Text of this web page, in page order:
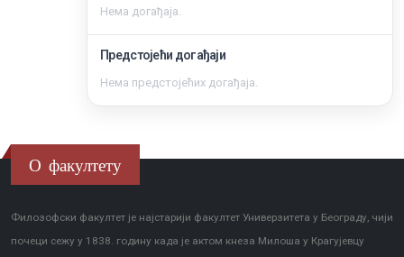
Нема догађаја.
Предстојећи догађаји
Нема предстојећих догађаја.
О факултету
Филозофски факултет је најстарији факултет Универзитета у Београду, чији
почеци сежу у 1838. годину када је актом кнеза Милоша у Крагујевцу